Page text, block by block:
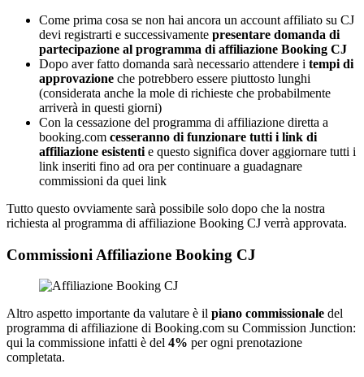
Come prima cosa se non hai ancora un account affiliato su CJ
devi registrarti e successivamente presentare domanda di
partecipazione al programma di affiliazione Booking CJ
Dopo aver fatto domanda sarà necessario attendere i tempi di
approvazione che potrebbero essere piuttosto lunghi
(considerata anche la mole di richieste che probabilmente
arriverà in questi giorni)
Con la cessazione del programma di affiliazione diretta a
booking.com cesseranno di funzionare tutti i link di
affiliazione esistenti e questo significa dover aggiornare tutti i
link inseriti fino ad ora per continuare a guadagnare
commissioni da quei link
Tutto questo ovviamente sarà possibile solo dopo che la nostra
richiesta al programma di affiliazione Booking CJ verrà approvata.
Commissioni Affiliazione Booking CJ
Altro aspetto importante da valutare è il piano commissionale del
programma di affiliazione di Booking.com su Commission Junction:
qui la commissione infatti è del 4% per ogni prenotazione
completata.